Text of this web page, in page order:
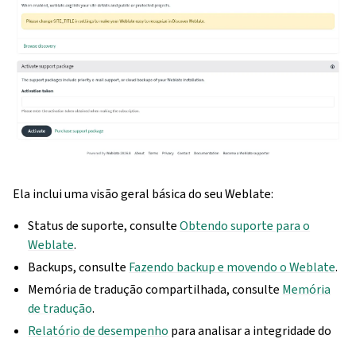
Ela inclui uma visão geral básica do seu Weblate:
Status de suporte, consulteObtendo suporte para o
Weblate.
Backups, consulte Fazendo backup e movendo o Weblate.
Memória de tradução compartilhada, consulte Memória
de tradução.
Relatório de desempenho para analisar a integridade do